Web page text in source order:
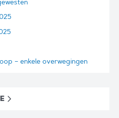
– enkele overwegingen